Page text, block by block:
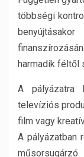
többségi
harmadik féltől
A pályázatra
televíziós
film vagy
A pályázatban